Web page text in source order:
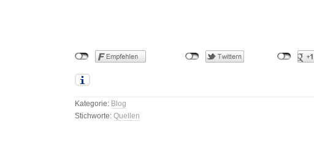
Kategorie: Blog
Stichworte: Quellen